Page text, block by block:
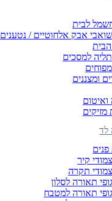
לבית
שואבי אבק אלחוטיים / נטענים
הבית
למסכים
ומצננים
לד
צמודי קיר
צמודי תקרה
גופי תאורה לסלון
גופי תאורה למטבח